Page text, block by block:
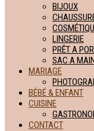
BIJOUX
LINGERIE
PRÊT A
SAC A
MARIAGE
BÉBÉ & ENFANT
CUISINE
CONTACT